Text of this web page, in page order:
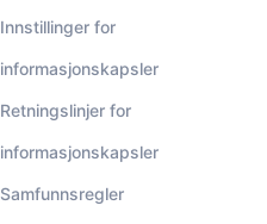
Innstillinger for
informasjonskapsler
Retningslinjer for
informasjonskapsler
Samfunnsregler